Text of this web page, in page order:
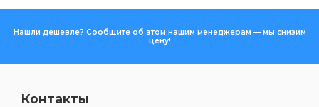
Нашли дешевле? Сообщите об этом нашим менеджерам — мы снизим
цену!
Контакты